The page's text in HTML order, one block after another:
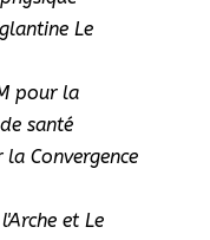
Le
pour la
santé
Convergence
et Le